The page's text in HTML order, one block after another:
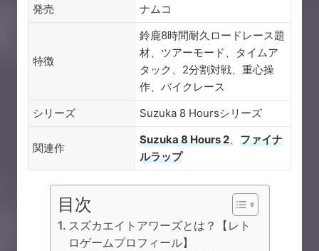
発売
ナムコ
特徴
鈴鹿8時間耐久ロードレース題
材、ツアーモード、タイムア
タック、2分割対戦、重心操
作、バイクレース
シリーズ
Suzuka 8 Hoursシリーズ
関連作
Suzuka 8 Hours 2、 ファイナ
ルラップ
目次
スズカエイトアワーズとは？【レト
ロゲームプロフィール】